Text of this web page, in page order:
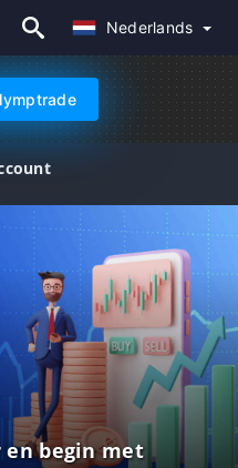
Nederlands
begin met